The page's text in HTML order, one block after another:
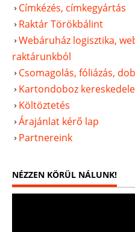
Címkézés, címkegyártás
Raktár Törökbálint
Webáruház logisztika,
raktárunkból
Csomagolás, fóliázás,
Kartondoboz
Költöztetés
Árajánlat kérő lap
Partnereink
NÉZZEN KÖRÜL NÁLUNK!